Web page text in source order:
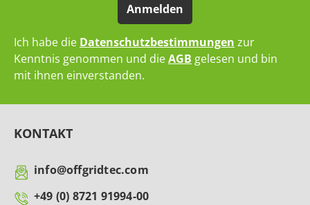
Anmelden
Ich habe die Datenschutzbestimmungen zur
Kenntnis genommen und dieAGB gelesen und bin
mit ihnen einverstanden.
KONTAKT
info@offgridtec.com
+49 (0) 8721 91994-00